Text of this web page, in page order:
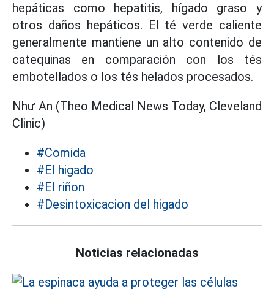
hepáticas como hepatitis, hígado graso y
otros daños hepáticos. El té verde caliente
generalmente mantiene un alto contenido de
catequinas en comparación con los tés
embotellados o los tés helados procesados.
Như An (Theo Medical News Today, Cleveland
Clinic)
#Comida
#El higado
#El riñon
#Desintoxicacion del higado
Noticias relacionadas